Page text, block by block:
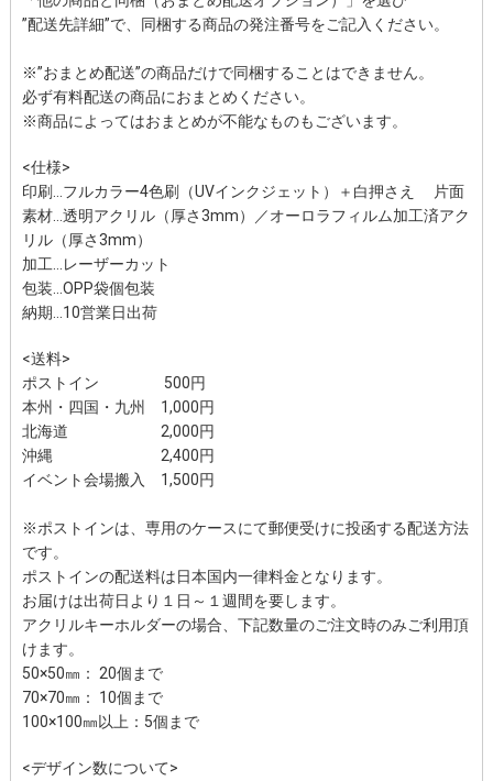
”配送先詳細”で、同梱する商品の発注番号をご記入ください。
※”おまとめ配送”の商品だけで同梱することはできません。
必ず有料配送の商品におまとめください。
※商品によってはおまとめが不能なものもございます。
<仕様>
印刷…フルカラー4色刷（UVインクジェット）＋白押さえ 片面
素材…透明アクリル（厚さ3mm）／オーロラフィルム加工済アク
リル（厚さ3mm）
加工…レーザーカット
包装…OPP袋個包装
納期…10営業日出荷
<送料>
ポストイン 500円
本州・四国・九州 1,000円
北海道 2,000円
沖縄 2,400円
イベント会場搬入 1,500円
※ポストインは、専用のケースにて郵便受けに投函する配送方法
です。
ポストインの配送料は日本国内一律料金となります。
お届けは出荷日より１日～１週間を要します。
アクリルキーホルダーの場合、下記数量のご注文時のみご利用頂
けます。
50×50㎜： 20個まで
70×70㎜： 10個まで
100×100㎜以上：5個まで
<デザイン数について>